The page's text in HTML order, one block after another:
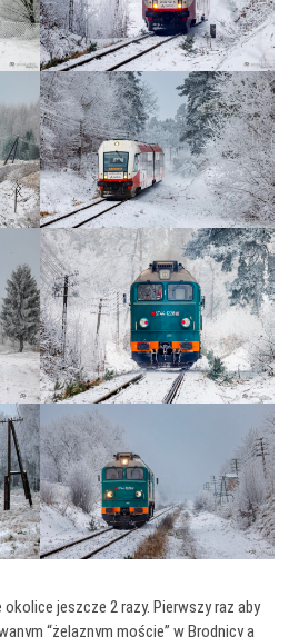
okolice jeszcze 2 razy. Pierwszy raz aby
“żelaznym moście” w Brodnicy a